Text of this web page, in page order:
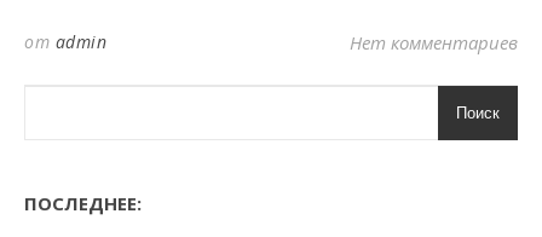
от admin Нет комментариев
Поиск
ПОСЛЕДНЕЕ: